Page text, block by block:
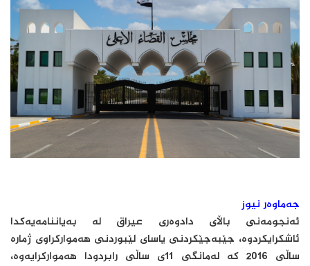
جەماوەر نیوز
ئەنجومەنی باڵای دادوەری عیراق لە بەیاننامەیەكدا
ئاشكرایكردوە، جێبەجێكردنی یاسای لێبوردنی هەمواركراوی ژمارە
ساڵی 2016 كە لەمانگی 11ی ساڵی رابردودا هەمواركرایەوە،